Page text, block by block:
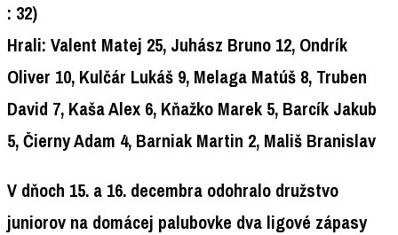
: 32)
Hrali: Valent Matej 25, Juhász Bruno 12, Ondrík
Oliver 10, Kulčár Lukáš 9, Melaga Matúš 8, Truben
David 7, Kaša Alex 6, Kňažko Marek 5, Barcík Jakub
5, Čierny Adam 4, Barniak Martin 2, Mališ Branislav
V dňoch 15. a 16. decembra odohralo družstvo
juniorov na domácej palubovke dva ligové zápasy